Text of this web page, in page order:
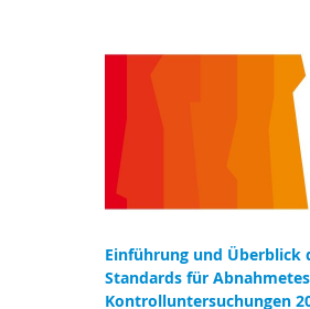
Einführung und Überblick
Standards für
Kontrolluntersuchungen